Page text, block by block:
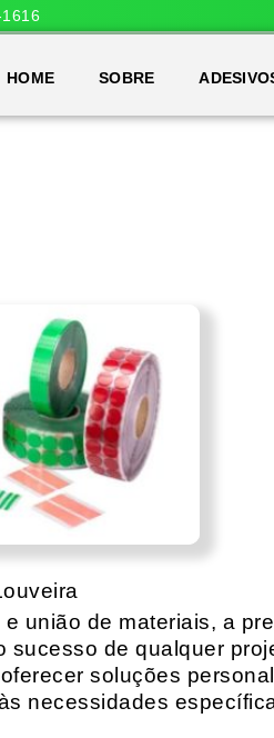
HOME SOBRE
união de materiais, a
sucesso de qualquer
soluções
necessidades